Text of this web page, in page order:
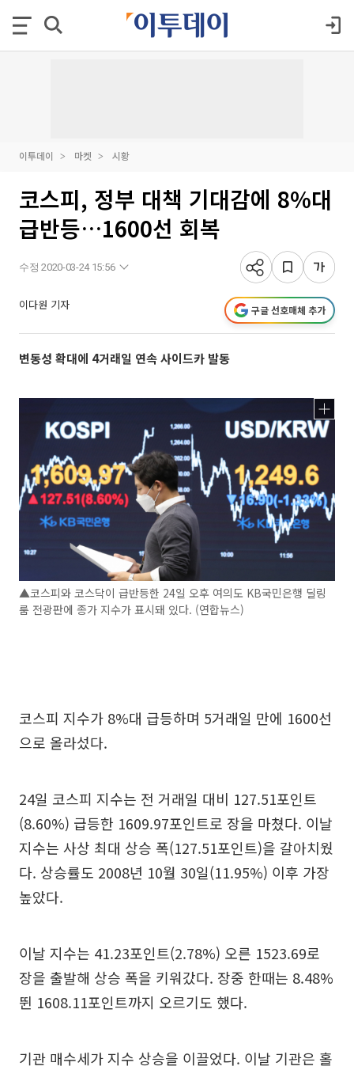
이투데이 마켓 시황
코스피, 정부 대책 기대감에 8%대
급반등…1600선 회복
수정 2020-03-24 15:56
이다원 기자 구글 선호매체 추가
변동성 확대에 4거래일 연속 사이드카 발동
▲코스피와 코스닥이 급반등한 24일 오후 여의도 KB국민은행 딜링
룸 전광판에 종가 지수가 표시돼 있다. (연합뉴스)
코스피 지수가 8%대 급등하며 5거래일 만에 1600선
으로 올라섰다.
24일 코스피 지수는 전 거래일 대비 127.51포인트
(8.60%) 급등한 1609.97포인트로 장을 마쳤다. 이날
지수는 사상 최대 상승 폭(127.51포인트)을 갈아치웠
다. 상승률도 2008년 10월 30일(11.95%) 이후 가장
높았다.
이날 지수는 41.23포인트(2.78%) 오른 1523.69로
장을 출발해 상승 폭을 키워갔다. 장중 한때는 8.48%
뛴 1608.11포인트까지 오르기도 했다.
기관 매수세가 지수 상승을 이끌었다. 이날 기관은 홀